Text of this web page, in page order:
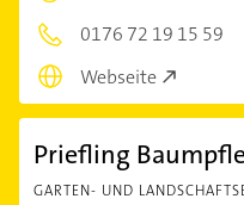
0176 72 19 15 59
Webseite
Priefling
GARTEN- UND